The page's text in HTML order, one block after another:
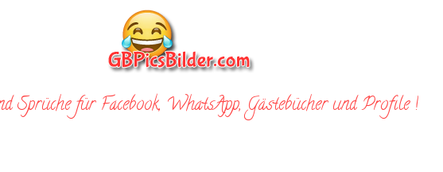
Sprüche für Facebook, WhatsApp, Gästebücher und Profile !